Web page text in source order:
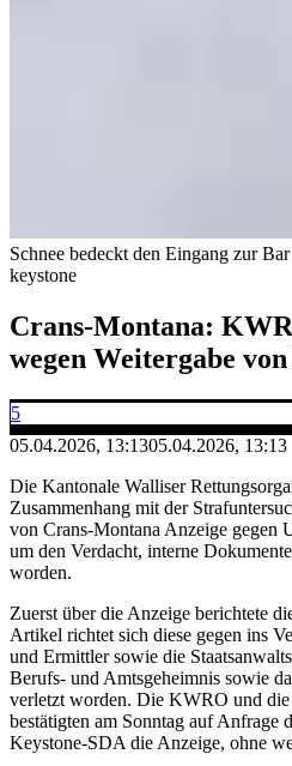
Schnee bedeckt den Eingang zur
keystone
Crans-Montana:
wegen Weitergabe
5
05.04.2026, 13:1305.04.2026, 13:13
Die Kantonale Walliser
Zusammenhang mit der
von Crans-Montana Anzeige gegen
um den Verdacht, interne
worden.
Zuerst über die Anzeige berichtete
Artikel richtet sich diese gegen ins
und Ermittler sowie die
Berufs- und Amtsgeheimnis sowie
verletzt worden. Die KWRO und die
bestätigten am Sonntag auf Anfrage
Keystone-SDA die Anzeige, ohne